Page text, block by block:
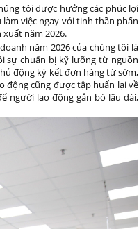
tôi được hưởng các phúc lợi
việc ngay với tinh thần phấn
năm 2026.
năm 2026 của chúng tôi là
sự chuẩn bị kỹ lưỡng từ nguồn
động ký kết đơn hàng từ sớm,
động cũng được tập huấn lại về
người lao động gắn bó lâu dài,